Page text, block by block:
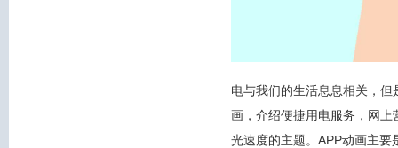
电与我们的生活息息相关，
画，介绍便捷用电服务，网上
光速度的主题。APP动画主